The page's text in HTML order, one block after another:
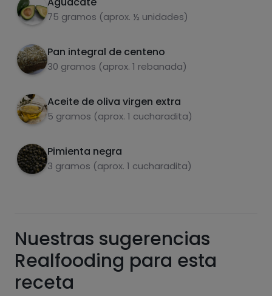
75 gramos (aprox. ½ unidades)
Pan integral de centeno
30 gramos (aprox. 1 rebanada)
Aceite de oliva virgen extra
5 gramos (aprox. 1 cucharadita)
Pimienta negra
3 gramos (aprox. 1 cucharadita)
Carbohidratos Proteínas
Grasas
Azúcares
Grasas
Nuestras sugerencias
Realfooding para esta
receta